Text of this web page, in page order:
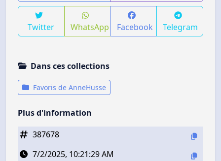
Twitter WhatsApp Facebook Telegram
Dans ces collections
Favoris de AnneHusse
Plus d'information
387678
7/2/2025, 10:21:29 AM